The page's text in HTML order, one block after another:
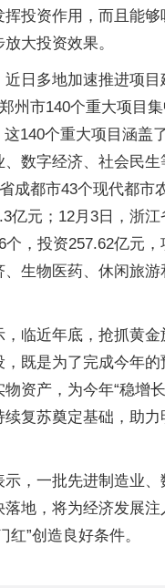
挥投资作用，而且能
大投资效果。
近日多地加速推进项目
州市140个重大项目
140个重大项目涵盖
数字经济、社会民生
成都市43个现代都市
亿元；12月3日，浙
个，投资257.62亿元
生物医药、休闲旅
，临近年底，抢抓黄
，既是为了完成今年的
资产，为今年“稳增
续复苏奠定基础，助
示，一批先进制造业
落地，将为经济发展
红”创造良好条件。